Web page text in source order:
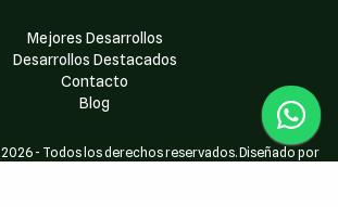
Mejores Desarrollos
Desarrollos Destacados
Contacto
Blog
2026- Todos los derechos reservados. Diseñado por